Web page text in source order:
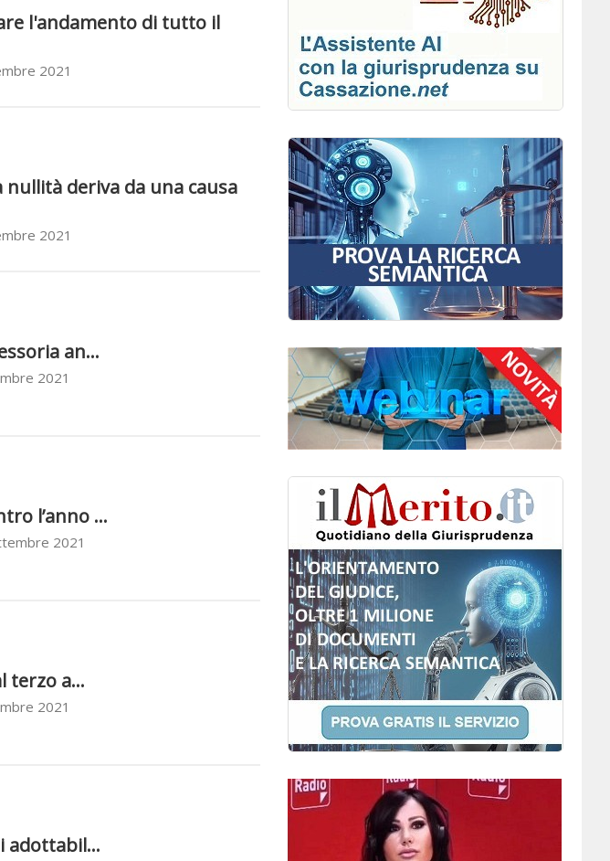
l'andamento di tutto il
2021
deriva da una causa
2021
an...
2021
l’anno ...
2021
terzo a...
2021
adottabil...